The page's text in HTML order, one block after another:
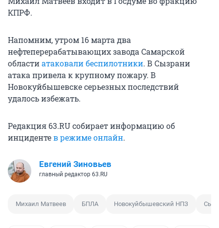
КПРФ.
Напомним, утром 16 марта два
нефтеперерабатывающих завода Самарской
областиатаковали беспилотники. В Сызрани
атака привела к крупному пожару. В
Новокуйбышевске серьезных последствий
удалось избежать.
Редакция 63.RU собирает информацию об
инцидентев режиме онлайн.
Евгений Зиновьев
главный редактор 63.RU
Михаил Матвеев БПЛА Новокуйбышевский НПЗ